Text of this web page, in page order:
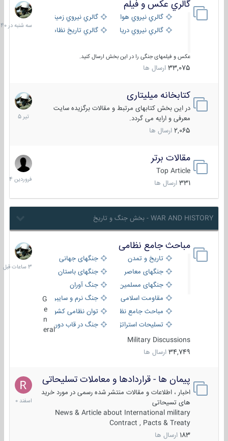
گالري عكس و فيلم
گالري نيروي هوايي
گالري نيروي زميني
گالري نيروي دريايي
گالري تاریخ نظامی
عکس و فیلمهای جنگی را در این بخش ارسال کنید.
33,075 ارسال ها
سه
شنبه
در
کتابخانه میلیتاری
در این بخش کتابهای مرتبط و مقالات برگزیده سایت
معرفی و ارایه می گردد.
2,065 ارسال ها
16
تیر
1405
مقالات برتر
Top Article
331 ارسال ها
29
فروردین
1404
WAR AND HISTORY - بخش جنگ و تاریخ
مباحث جامع نظامی
تاریخ و تمدن
جنگهای جهانی
جنگهای معاصر
جنگهای باستان
جنگهای مسلمین
جنگ آوران
مقاومت اسلامی
جنگ نرم و سایبری
مباحث جامع نظامی
توان نظامی کشورها
تسلیحات استراتژیک
جنگ در قاب دوربین
eral
Military Discussions
34,749 ارسال ها
3
ساعات
قبل
پیمان ها - قراردادها و معاملات تسلیحاتی
اخبار ، اطلاعات و مقالات منتشر شده رسمی در مورد خرید
های تسیحاتی
News & Article about International military
Contract , Pacts & Treaty
183 ارسال ها
7
اسفند
1400